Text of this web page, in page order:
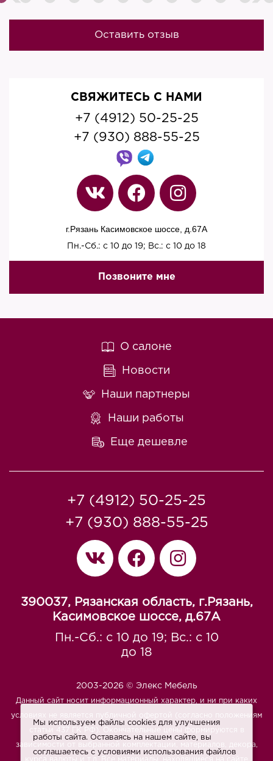
Оставить отзыв
СВЯЖИТЕСЬ С НАМИ
+7 (4912) 50-25-25
+7 (930) 888-55-25
г.Рязань Касимовское шоссе, д.67A
Пн.-Сб.: с 10 до 19; Вс.: с 10 до 18
Позвоните мне
О салоне
Новости
Наши партнеры
Наши работы
Еще дешевле
+7 (4912) 50-25-25
+7 (930) 888-55-25
390037, Рязанская область, г.Рязань,
Касимовское шоссе, д.67A
Пн.-Сб.: с 10 до 19; Вс.: с 10
до 18
2003-2026 © Элекс Мебель
Данный сайт носит информационный характер, и ни при каких
условиях не является публичной офертой (согласно положениям
статьи 437 ГК РФ). Окончательные цены формируются в
зависимости от выбранной комплектации, материалов, декора,
курса валюты и т.д. Все материалы, находящиеся на сайте
Мы используем файлы cookies для улучшения
работы сайта. Оставаясь на нашем сайте, вы
соглашаетесь с условиями использования файлов